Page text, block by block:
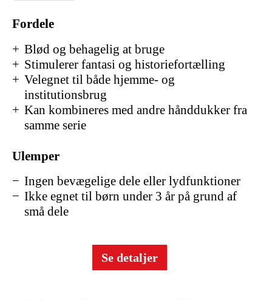
Fordele
Blød og behagelig at bruge
Stimulerer fantasi og historiefortælling
Velegnet til både hjemme- og
institutionsbrug
Kan kombineres med andre hånddukker fra
samme serie
Ulemper
Ingen bevægelige dele eller lydfunktioner
Ikke egnet til børn under 3 år på grund af
små dele
Se detaljer